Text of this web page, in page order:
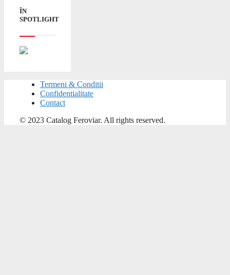
ÎN
SPOTLIGHT
Termeni & Conditii
Confidentialitate
Contact
© 2023 Catalog Feroviar. All rights reserved.